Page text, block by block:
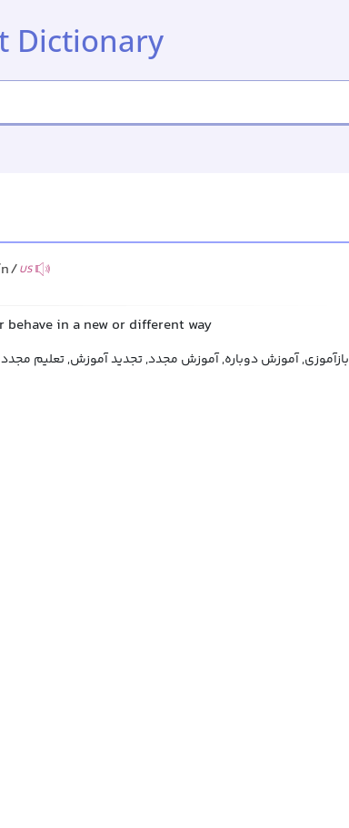
Dictionary
US
in a new or different way
بازآموزی, آموزش دوباره, آموزش مجدد, تجدید آموزش, تعلیم مجدد